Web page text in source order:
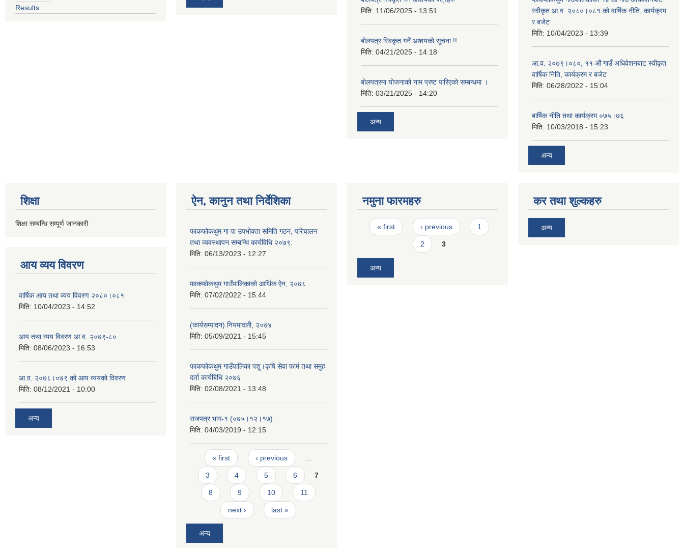
Results
मिति: 11/06/2025 - 13:51
बोलपत्र स्विकृत गर्ने आशयको सूचना !!
मिति: 04/21/2025 - 14:18
बोलपत्रमा योजनाको नाम प्रष्ट पारिएको सम्बन्धमा ।
मिति: 03/21/2025 - 14:20
अन्य
स्वीकृत आ.व. २०८०।०८१ को वार्षिक नीति, कार्यक्रम
र बजेट
मिति: 10/04/2023 - 13:39
आ.व. २०७९।०८०, ११ औं गाउँ अधिवेशनबाट स्वीकृत
वार्षिक निति, कार्यक्रम र बजेट
मिति: 06/28/2022 - 15:04
बार्षिक नीति तथा कार्यक्रम ०७५।७६
मिति: 10/03/2018 - 15:23
अन्य
शिक्षा
शिक्षा सम्बन्धि सम्पूर्ण जानकारी
आय व्यय विवरण
वार्षिक आय तथा व्यय विवरण २०८०।०८१
मिति: 10/04/2023 - 14:52
आय तथा व्यय विवरण आ.व. २०७९-८०
मिति: 08/06/2023 - 16:53
आ.व. २०७८।०७९ को आय व्ययको विवरण
मिति: 08/12/2021 - 10:00
अन्य
ऐन, कानुन तथा निर्देशिका
फाकफोकथुम गा पा उपभोक्ता समिति गठन, परिचालन
तथा व्यवस्थापन सम्बन्धि कार्यविधि २०७९.
मिति: 06/13/2023 - 12:27
फाकफोकथुम गाउँपालिकाको आर्थिक ऐन, २०७८
मिति: 07/02/2022 - 15:44
(कार्यसम्पादन) नियमावली, २०७४
मिति: 05/09/2021 - 15:45
फाकफोकथुम गाउँपालिका पशु।कृषि सेवा फार्म तथा समुह
दर्ता कार्यबिधि २०७६
मिति: 02/08/2021 - 13:48
राजपत्र भाग-१ (०७५।१२।१७)
मिति: 04/03/2019 - 12:15
Pages
« first ‹ previous
3 4 5 6 7
8 9 10 11
next › last »
अन्य
नमुना फारमहरु
Pages
« first ‹ previous 1
2 3
अन्य
कर तथा शुल्कहरु
अन्य